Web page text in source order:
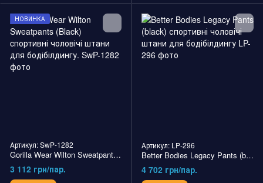
НОВИНКА
Артикул: SwP-1282
Gorilla Wear Wilton Sweatpants (Black) cпортивні чоловічі штани для бодібілдингу.
3 112 грн/пар.
Артикул: LP-296
Better Bodies Legacy Pants (black) спортивні чоловічі штани для бодібілдингу
4 702 грн/пар.